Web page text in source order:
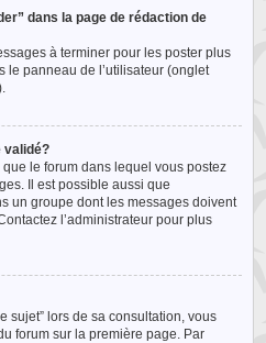
dans la page de rédaction de
à terminer pour les poster plus
le panneau de l’utilisateur (onglet
validé?
le forum dans lequel vous postez
Il est possible aussi que
un groupe dont les messages doivent
l’administrateur pour plus
sujet” lors de sa consultation, vous
forum sur la première page. Par